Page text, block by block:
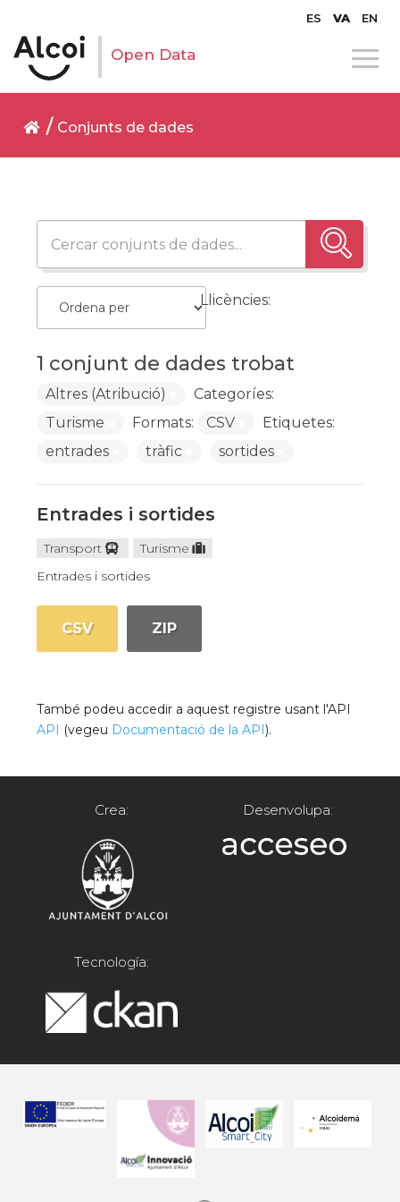
ES VA EN
Open Data
Conjunts de dades
1 conjunt de dades trobat
Llicències:
Altres (Atribució)
Categoríes:
Turisme
Formats: CSV
Etiquetes:
entrades
tràfic sortides
Entrades i sortides
Transport
Turisme
Entrades i sortides
CSV ZIP
També podeu accedir a aquest registre usant l'API
API (vegeu Documentació de la API).
Crea: Desenvolupa:
Tecnología: